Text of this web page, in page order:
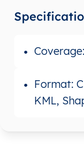
Format:
KML,